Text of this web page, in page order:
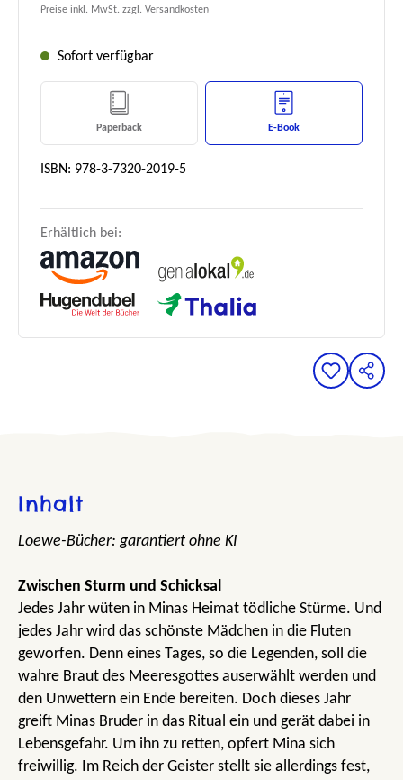
Preise inkl. MwSt. zzgl. Versandkosten
Sofort verfügbar
Paperback E-Book
ISBN: 978-3-7320-2019-5
Erhältlich bei:
Inhalt
Loewe-Bücher: garantiert ohne KI
Zwischen Sturm und Schicksal
Jedes Jahr wüten in Minas Heimat tödliche Stürme. Und
jedes Jahr wird das schönste Mädchen in die Fluten
geworfen. Denn eines Tages, so die Legenden, soll die
wahre Braut des Meeresgottes auserwählt werden und
den Unwettern ein Ende bereiten. Doch dieses Jahr
greift Minas Bruder in das Ritual ein und gerät dabei in
Lebensgefahr. Um ihn zu retten, opfert Mina sich
freiwillig. Im Reich der Geister stellt sie allerdings fest,